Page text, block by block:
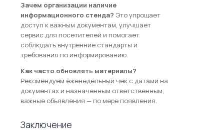
Зачем организации наличие
информационного стенда? Это упрощает
доступ к важным документам, улучшает
сервис для посетителей и помогает
соблюдать внутренние стандарты и
требования по информированию.
Как часто обновлять материалы?
Рекомендуем еженедельный чек с датами на
документах и назначенным ответственным;
важные объявления — по мере появления.
Заключение